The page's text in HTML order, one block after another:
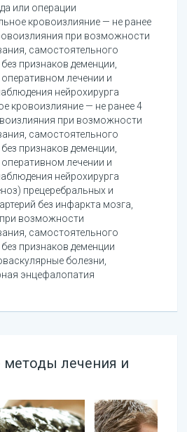
или операции
кровоизлияние — не ранее
при возможности
самостоятельного
признаков деменции,
лечении и
нейрохирурга
кровоизлияние — не ранее 4
при возможности
самостоятельного
признаков деменции,
лечении и
нейрохирурга
прецеребральных и
без инфаркта мозга,
при возможности
самостоятельного
признаков деменции
болезни,
энцефалопатия
лечения и